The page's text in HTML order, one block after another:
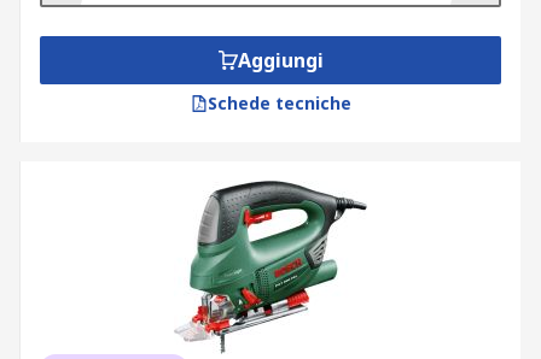
Aggiungi
Schede tecniche